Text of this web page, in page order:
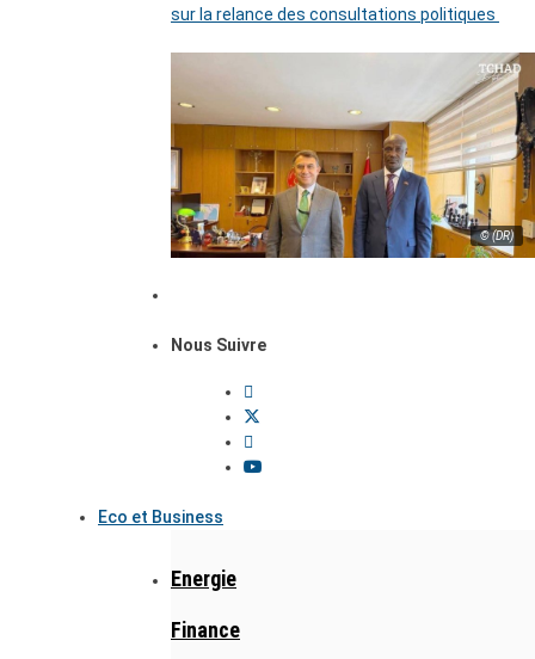
sur la relance des consultations politiques
© (DR)
Nous Suivre
Eco et Business
Energie
Finance